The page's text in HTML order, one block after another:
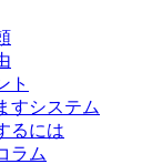
ト
すシステム
るには
ラム